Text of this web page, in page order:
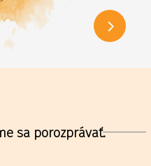
sa porozprávať.